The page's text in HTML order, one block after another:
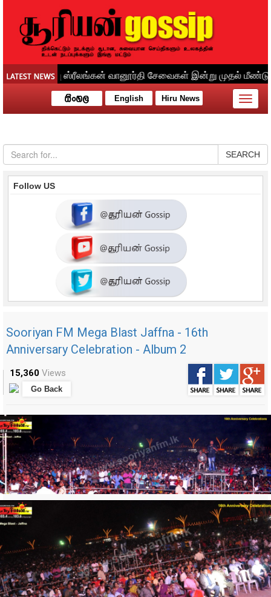
English Hiru News
Toggle
SEARCH
Follow US
Sooriyan FM Mega Blast Jaffna - 16th
Anniversary Celebration - Album 2
15,360 Views
Go Back